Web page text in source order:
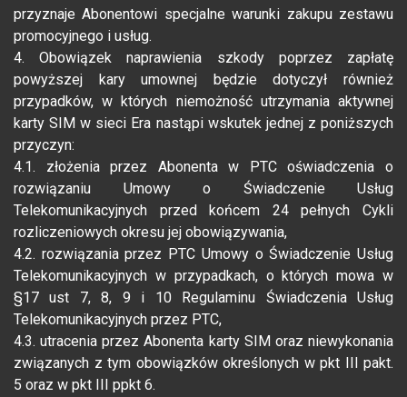
przyznaje Abonentowi specjalne warunki zakupu zestawu
promocyjnego i usług.
4. Obowiązek naprawienia szkody poprzez zapłatę
powyższej kary umownej będzie dotyczył również
przypadków, w których niemożność utrzymania aktywnej
karty SIM w sieci Era nastąpi wskutek jednej z poniższych
przyczyn:
4.1. złożenia przez Abonenta w PTC oświadczenia o
rozwiązaniu Umowy o Świadczenie Usług
Telekomunikacyjnych przed końcem 24 pełnych Cykli
rozliczeniowych okresu jej obowiązywania,
4.2. rozwiązania przez PTC Umowy o Świadczenie Usług
Telekomunikacyjnych w przypadkach, o których mowa w
§17 ust 7, 8, 9 i 10 Regulaminu Świadczenia Usług
Telekomunikacyjnych przez PTC,
4.3. utracenia przez Abonenta karty SIM oraz niewykonania
związanych z tym obowiązków określonych w pkt III pakt.
5 oraz w pkt III ppkt 6.